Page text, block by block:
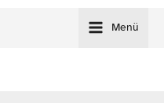
Menü